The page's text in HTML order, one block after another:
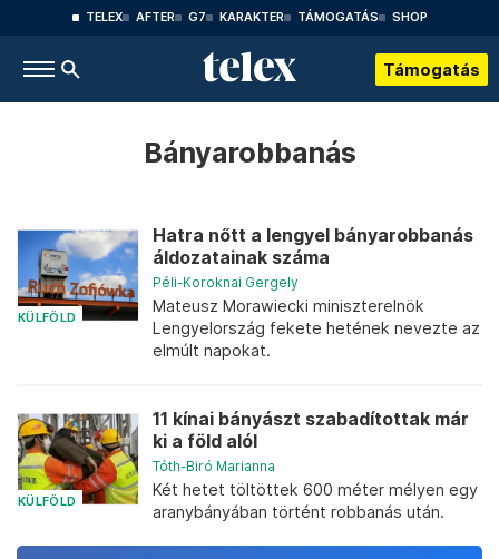
TELEX AFTER G7 KARAKTER TÁMOGATÁS SHOP
Támogatás
Bányarobbanás
KÜLFÖLD
Hatra nőtt a lengyel bányarobbanás
áldozatainak száma
Péli-Koroknai Gergely
Mateusz Morawiecki miniszterelnök
Lengyelország fekete hetének nevezte az
elmúlt napokat.
KÜLFÖLD
11 kínai bányászt szabadítottak már
ki a föld alól
Tóth-Biró Marianna
Két hetet töltöttek 600 méter mélyen egy
aranybányában történt robbanás után.